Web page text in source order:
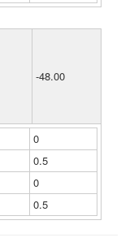
-48.00
0
0.5
0
0.5